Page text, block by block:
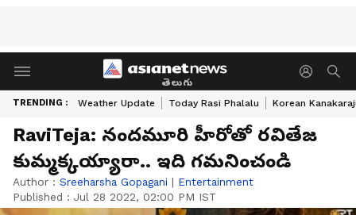
తెలుగు
TRENDING : Weather Update Today Rasi Phalalu Korean
RaviTeja: నందమూరి హీరోతో రవితేజ
కుమ్మక్కయ్యారా.. ఇది గమనించండి
Author : Sreeharsha Gopagani | Entertainment
Published : Jul 28 2022, 02:00 PM IST